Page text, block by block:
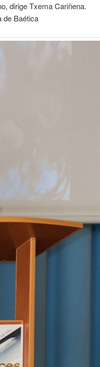
dirige Txema Cariñena.
de Baética